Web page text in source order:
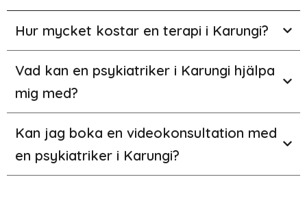
Hur mycket kostar en terapi i Karungi?
Vad kan en psykiatriker i Karungi hjälpa
mig med?
Kan jag boka en videokonsultation med
en psykiatriker i Karungi?